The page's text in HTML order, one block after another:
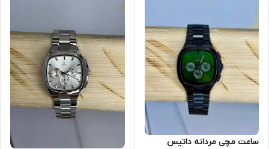
ساعت مچی مردانه داتیس